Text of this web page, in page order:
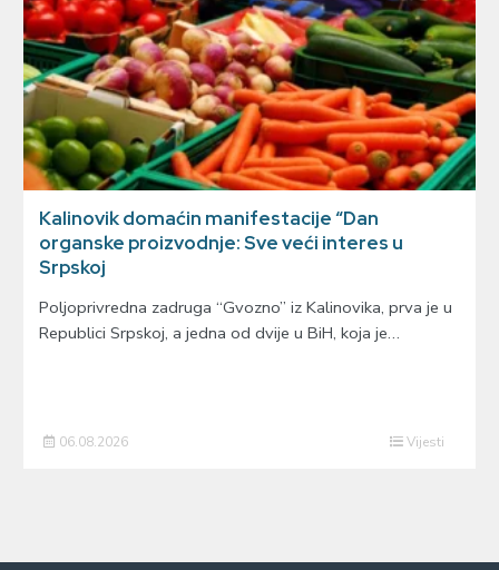
Kalinovik domaćin manifestacije “Dan
organske proizvodnje: Sve veći interes u
Srpskoj
Poljoprivredna zadruga “Gvozno” iz Kalinovika, prva je u
Republici Srpskoj, a jedna od dvije u BiH, koja je…
06.08.2026 Vijesti